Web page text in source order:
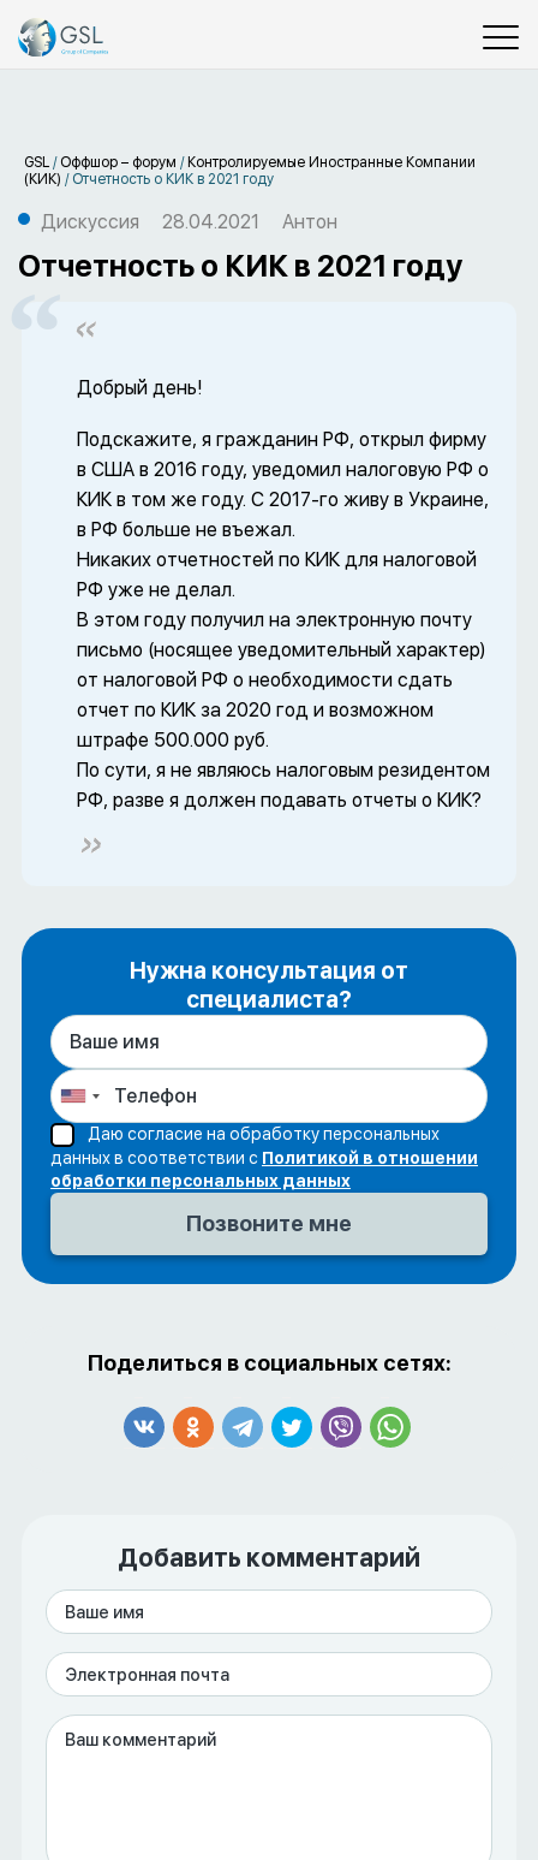
GSL / Оффшор – форум / Контролируемые Иностранные Компании
(КИК) / Отчетность о КИК в 2021 году
Дискуссия 28.04.2021 Антон
Отчетность о КИК в 2021 году
Добрый день!
Подскажите, я гражданин РФ, открыл фирму
в США в 2016 году, уведомил налоговую РФ о
КИК в том же году. С 2017-го живу в Украине,
в РФ больше не въежал.
Никаких отчетностей по КИК для налоговой
РФ уже не делал.
В этом году получил на электронную почту
письмо (носящее уведомительный характер)
от налоговой РФ о необходимости сдать
отчет по КИК за 2020 год и возможном
штрафе 500.000 руб.
По сути, я не являюсь налоговым резидентом
РФ, разве я должен подавать отчеты о КИК?
Нужна консультация от
специалиста?
Даю согласие на обработку персональных
данных в соответствии с Политикой в отношении
обработки персональных данных
Поделиться в социальных сетях:
Добавить комментарий